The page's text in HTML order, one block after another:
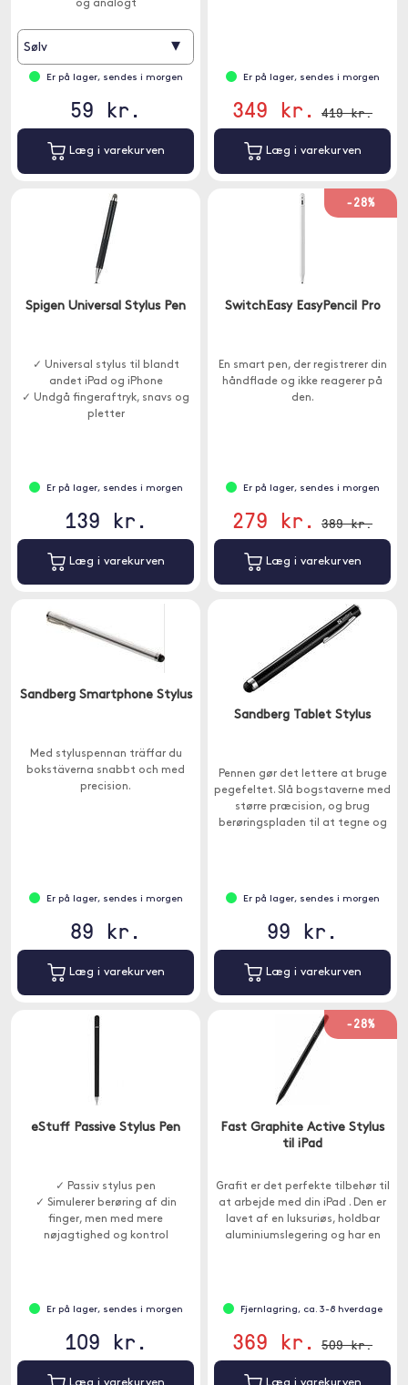
og analogt
Sølv ▾
Er på lager, sendes i morgen
59 kr.
Læg i varekurven
Er på lager, sendes i morgen
349 kr. 419 kr.
Læg i varekurven
Spigen Universal Stylus Pen
✓ Universal stylus til blandt
andet iPad og iPhone
✓ Undgå fingeraftryk, snavs og
pletter
Er på lager, sendes i morgen
139 kr.
Læg i varekurven
-28%
SwitchEasy EasyPencil Pro
En smart pen, der registrerer din
håndflade og ikke reagerer på
den.
Er på lager, sendes i morgen
279 kr. 389 kr.
Læg i varekurven
Sandberg Smartphone Stylus
Med styluspennan träffar du
bokstäverna snabbt och med
precision.
Er på lager, sendes i morgen
89 kr.
Læg i varekurven
Sandberg Tablet Stylus
Pennen gør det lettere at bruge
pegefeltet. Slå bogstaverne med
større præcision, og brug
berøringspladen til at tegne og
Er på lager, sendes i morgen
99 kr.
Læg i varekurven
eStuff Passive Stylus Pen
✓ Passiv stylus pen
✓ Simulerer berøring af din
finger, men med mere
nøjagtighed og kontrol
Er på lager, sendes i morgen
109 kr.
-28%
Fast Graphite Active Stylus
til iPad
Grafit er det perfekte tilbehør til
at arbejde med din iPad . Den er
lavet af en luksuriøs, holdbar
aluminiumslegering og har en
Fjernlagring, ca. 3-8 hverdage
369 kr. 509 kr.